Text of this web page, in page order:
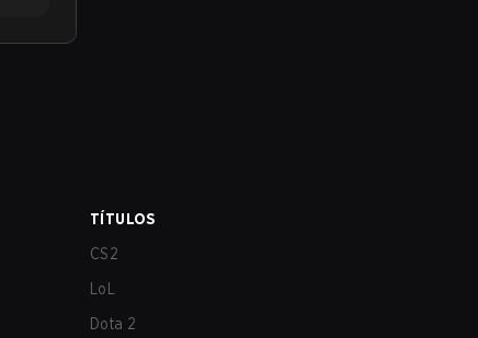
TÍTULOS
CS2
LoL
Dota 2